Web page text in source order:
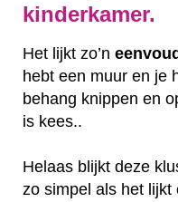
kinderkamer.
Het lijkt zo’n
hebt een muur en je
behang knippen en
is kees..
Helaas blijkt deze
zo simpel als het lijkt